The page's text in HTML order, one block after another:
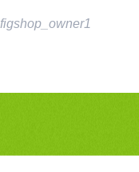
figshop_owner1